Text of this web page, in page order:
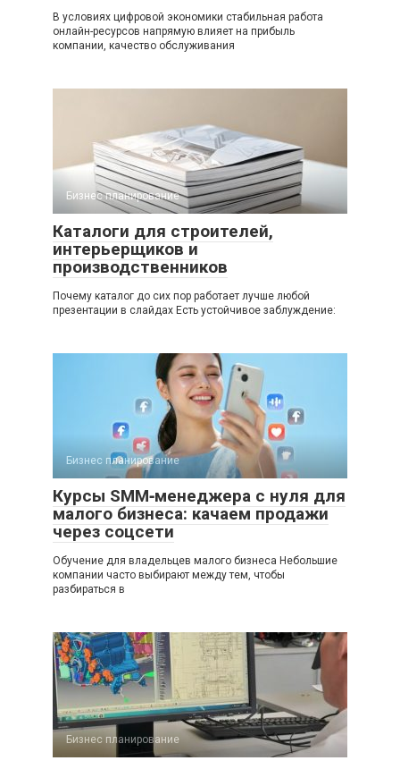
В условиях цифровой экономики стабильная работа
онлайн-ресурсов напрямую влияет на прибыль
компании, качество обслуживания
Бизнес планирование
Каталоги для строителей,
интерьерщиков и
производственников
Почему каталог до сих пор работает лучше любой
презентации в слайдах Есть устойчивое заблуждение:
Бизнес планирование
Курсы SMM‑менеджера с нуля для
малого бизнеса: качаем продажи
через соцсети
Обучение для владельцев малого бизнеса Небольшие
компании часто выбирают между тем, чтобы
разбираться в
Бизнес планирование